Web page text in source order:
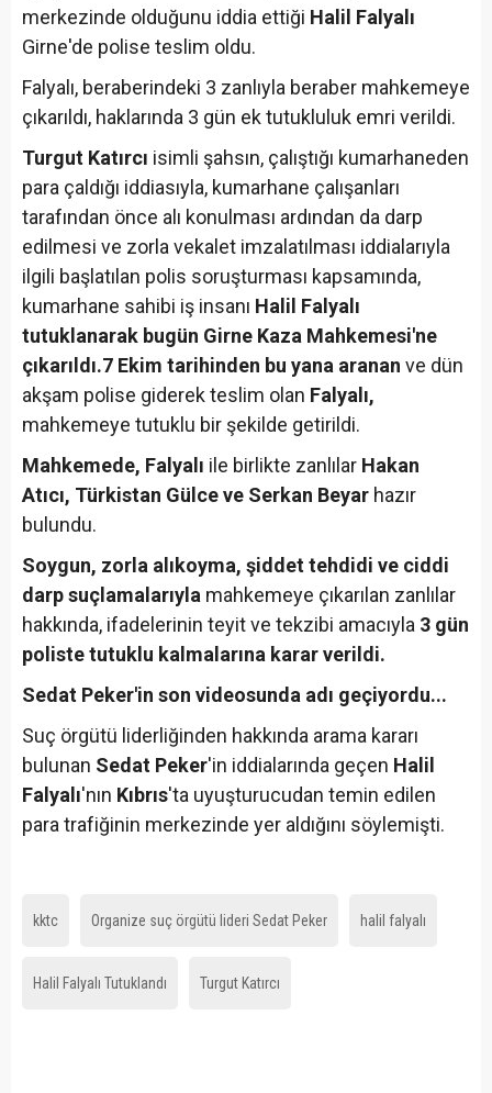
merkezinde olduğunu iddia ettiği Halil Falyalı
Girne'de polise teslim oldu.
Falyalı, beraberindeki 3 zanlıyla beraber mahkemeye
çıkarıldı, haklarında 3 gün ek tutukluluk emri verildi.
Turgut Katırcı isimli şahsın, çalıştığı kumarhaneden
para çaldığı iddiasıyla, kumarhane çalışanları
tarafından önce alı konulması ardından da darp
edilmesi ve zorla vekalet imzalatılması iddialarıyla
ilgili başlatılan polis soruşturması kapsamında,
kumarhane sahibi iş insanı Halil Falyalı
tutuklanarak bugün Girne Kaza Mahkemesi'ne
çıkarıldı.7 Ekim tarihinden bu yana aranan ve dün
akşam polise giderek teslim olan Falyalı,
mahkemeye tutuklu bir şekilde getirildi.
Mahkemede, Falyalı ile birlikte zanlılar Hakan
Atıcı, Türkistan Gülce ve Serkan Beyar hazır
bulundu.
Soygun, zorla alıkoyma, şiddet tehdidi ve ciddi
darp suçlamalarıyla mahkemeye çıkarılan zanlılar
hakkında, ifadelerinin teyit ve tekzibi amacıyla 3 gün
poliste tutuklu kalmalarına karar verildi.
Sedat Peker'in son videosunda adı geçiyordu...
Suç örgütü liderliğinden hakkında arama kararı
bulunan Sedat Peker'in iddialarında geçen Halil
Falyalı'nın Kıbrıs'ta uyuşturucudan temin edilen
para trafiğinin merkezinde yer aldığını söylemişti.
kktc Organize suç örgütü lideri Sedat Peker halil falyalı
Halil Falyalı Tutuklandı Turgut Katırcı